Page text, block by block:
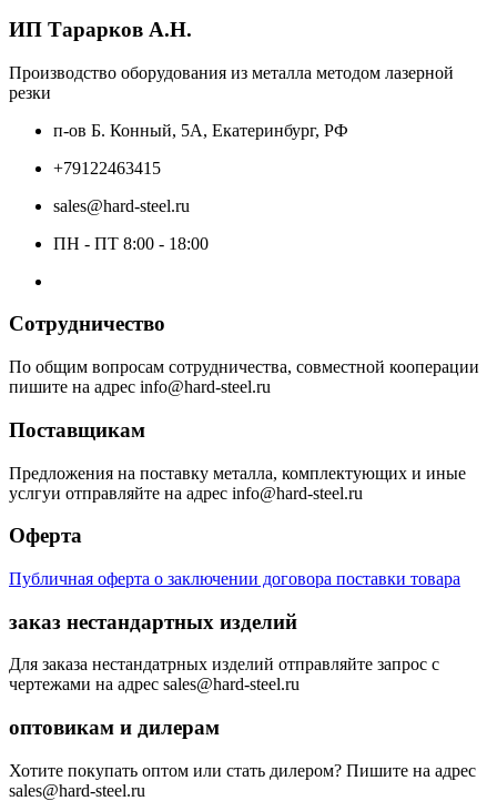
ИП Тарарков А.Н.
Производство оборудования из металла методом лазерной
резки
п-ов Б. Конный, 5А, Екатеринбург, РФ
+79122463415
sales@hard-steel.ru
ПН - ПТ 8:00 - 18:00
Сотрудничество
По общим вопросам сотрудничества, совместной кооперации
пишите на адрес info@hard-steel.ru
Поставщикам
Предложения на поставку металла, комплектующих и иные
услгуи отправляйте на адрес info@hard-steel.ru
Оферта
Публичная оферта о заключении договора поставки товара
заказ нестандартных изделий
Для заказа нестандатрных изделий отправляйте запрос с
чертежами на адрес sales@hard-steel.ru
оптовикам и дилерам
Хотите покупать оптом или стать дилером? Пишите на адрес
sales@hard-steel.ru